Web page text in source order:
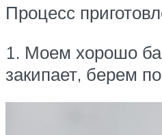
Процесс
1. Моем хорошо
закипает, берем